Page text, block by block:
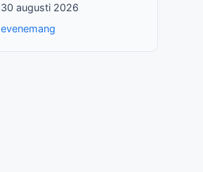
30 augusti 2026
evenemang